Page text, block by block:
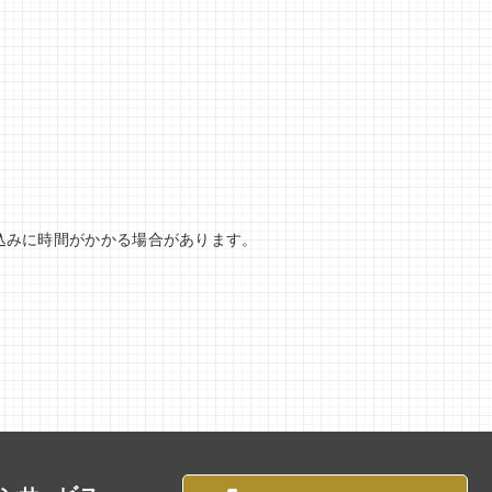
に時間がかかる場合があります。